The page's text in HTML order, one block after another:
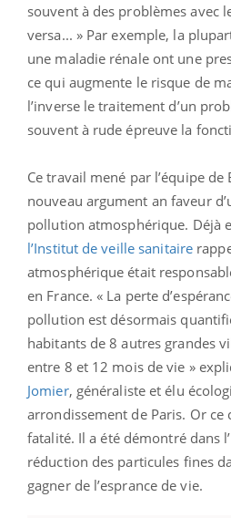
souvent à des problèmes avec
versa... » Par exemple, la
une maladie rénale ont une
ce qui augmente le risque de
l’inverse le traitement d’un
souvent à rude épreuve la
Ce travail mené par l’équipe
nouveau argument an faveur
pollution atmosphérique. Déjà
l’Institut de veille sanitaire
atmosphérique était
en France. « La perte
pollution est désormais
habitants de 8 autres grandes
entre 8 et 12 mois de vie »
Jomier, généraliste et élu
arrondissement de Paris. Or ce
fatalité. Il a été démontré dans
réduction des particules fines
gagner de l’esprance de vie.